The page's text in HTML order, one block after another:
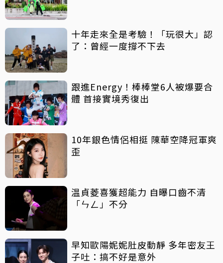
十年走來全是考驗！「玩很大」認
了：曾經一度撐不下去
跟進Energy！棒棒堂6人被爆要合
體 首接實境秀復出
10年銀色情侶相挺 陳華空降冠軍爽
歪
温貞菱喜獲超能力 自曝口齒不清
「ㄣㄥ」不分
早知歐陽妮妮肚皮動靜 多年密友王
子吐：搞不好是意外